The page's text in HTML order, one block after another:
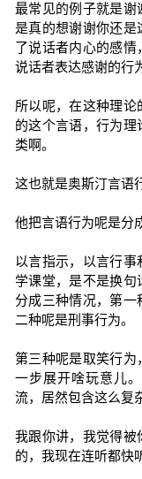
最常见的例子就是谢
是真的想谢谢你还是
了说话者内心的感
说话者表达感谢的行
所以呢，在这种理
的这个言语，行为
类啊。
这也就是奥斯汀言语
他把言语行为呢是分
以言指示，以言行
学课堂，是不是换句
分成三种情况，第一
二种呢是刑事行为。
第三种呢是取笑行
一步展开啥玩意儿
流，居然包含这么复
我跟你讲，我觉得被
的，我现在连听都快